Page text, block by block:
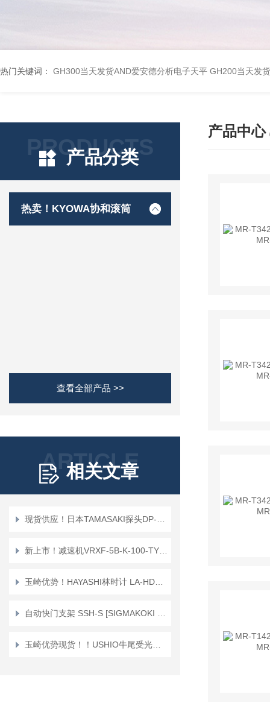
热门关键词： GH300当天发货AND爱安德分析电子天平 GH200当天发
PRODUCTS
产品分类
热卖！KYOWA协和滚筒
查看全部产品 >>
ARTICLE
相关文章
产品中心